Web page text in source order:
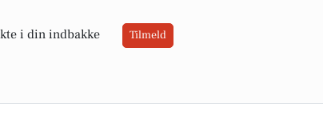
i din indbakke Tilmeld